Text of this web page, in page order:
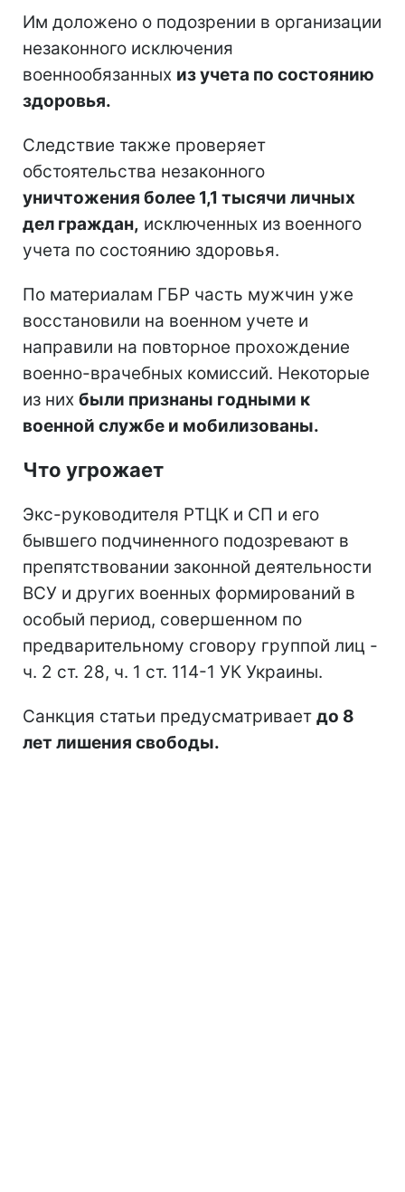
Им доложено о подозрении в организации
незаконного исключения
военнообязанных из учета по состоянию
здоровья.
Следствие также проверяет
обстоятельства незаконного
уничтожения более 1,1 тысячи личных
дел граждан, исключенных из военного
учета по состоянию здоровья.
По материалам ГБР часть мужчин уже
восстановили на военном учете и
направили на повторное прохождение
военно-врачебных комиссий. Некоторые
из них были признаны годными к
военной службе и мобилизованы.
Что угрожает
Экс-руководителя РТЦК и СП и его
бывшего подчиненного подозревают в
препятствовании законной деятельности
ВСУ и других военных формирований в
особый период, совершенном по
предварительному сговору группой лиц -
ч. 2 ст. 28, ч. 1 ст. 114-1 УК Украины.
Санкция статьи предусматривает до 8
лет лишения свободы.